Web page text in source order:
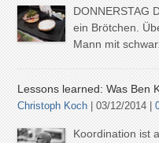
DONNERSTAG
ein Brötchen.
Mann mit
Lessons learned: Was Ben
Christoph Koch | 03/12/2014 |
Koordination ist